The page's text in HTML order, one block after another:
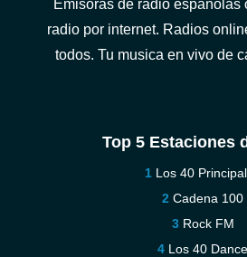
Emisoras de radio españolas
radio por internet. Radios
todos. Tu musica en vivo de
Top 5 Estaciones
Los 40
Cadena 100
Rock FM
Los 40 Dance